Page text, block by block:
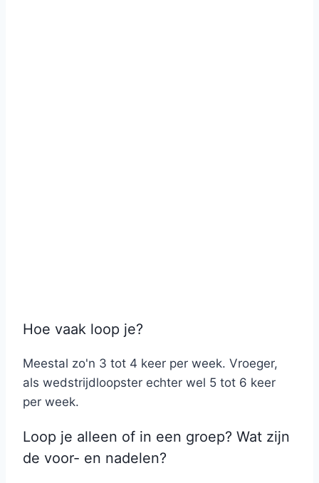
Hoe vaak loop je?
Meestal zo'n 3 tot 4 keer per week. Vroeger,
als wedstrijdloopster echter wel 5 tot 6 keer
per week.
Loop je alleen of in een groep? Wat zijn
de voor- en nadelen?